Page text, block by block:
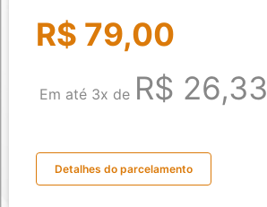
R$ 79,00
Em até 3x de R$ 26,33
Detalhes do parcelamento